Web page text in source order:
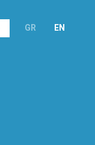
GR EN